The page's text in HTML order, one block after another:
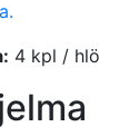
4 kpl / hlö